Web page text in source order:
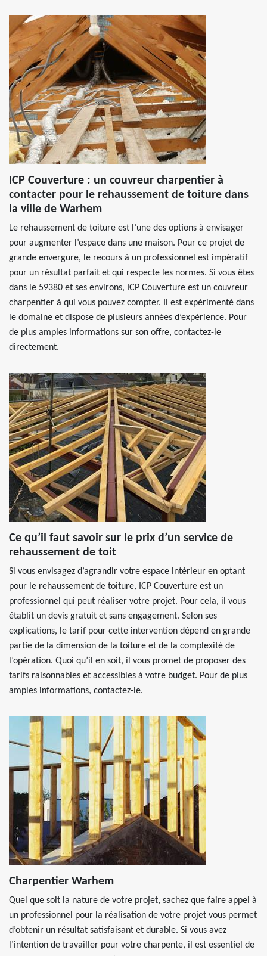
ICP Couverture : un couvreur charpentier à
contacter pour le rehaussement de toiture dans
la ville de Warhem
Le rehaussement de toiture est l’une des options à envisager
pour augmenter l’espace dans une maison. Pour ce projet de
grande envergure, le recours à un professionnel est impératif
pour un résultat parfait et qui respecte les normes. Si vous êtes
dans le 59380 et ses environs, ICP Couverture est un couvreur
charpentier à qui vous pouvez compter. Il est expérimenté dans
le domaine et dispose de plusieurs années d’expérience. Pour
de plus amples informations sur son offre, contactez-le
directement.
Ce qu’il faut savoir sur le prix d’un service de
rehaussement de toit
Si vous envisagez d’agrandir votre espace intérieur en optant
pour le rehaussement de toiture, ICP Couverture est un
professionnel qui peut réaliser votre projet. Pour cela, il vous
établit un devis gratuit et sans engagement. Selon ses
explications, le tarif pour cette intervention dépend en grande
partie de la dimension de la toiture et de la complexité de
l’opération. Quoi qu’il en soit, il vous promet de proposer des
tarifs raisonnables et accessibles à votre budget. Pour de plus
amples informations, contactez-le.
Charpentier Warhem
Quel que soit la nature de votre projet, sachez que faire appel à
un professionnel pour la réalisation de votre projet vous permet
d’obtenir un résultat satisfaisant et durable. Si vous avez
l’intention de travailler pour votre charpente, il est essentiel de